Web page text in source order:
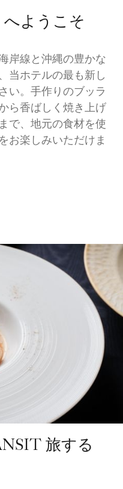
へようこそ
岸線と沖縄の豊かな
当ホテルの最も新し
い。手作りのブッラ
ら香ばしく焼き上げ
で、地元の食材を使
お楽しみいただけま
旅する